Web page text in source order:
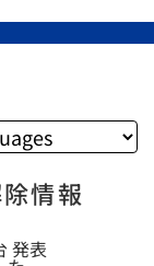
情報
発表